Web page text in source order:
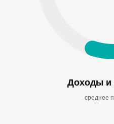
Доходы и
среднее